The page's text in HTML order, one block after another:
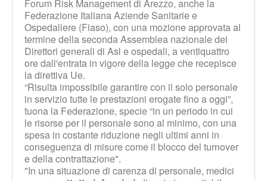
Forum Risk Management di Arezzo, anche la
Federazione Italiana Aziende Sanitarie e
Ospedaliere (Fiaso), con una mozione approvata al
termine della seconda Assemblea nazionale dei
Direttori generali di Asl e ospedali, a ventiquattro
ore dall'entrata in vigore della legge che recepisce
la direttiva Ue.
“Risulta impossibile garantire con il solo personale
in servizio tutte le prestazioni erogate fino a oggi”,
tuona la Federazione, specie “in un periodo in cui
le risorse per il personale sono al minimo, con una
spesa in costante riduzione negli ultimi anni in
conseguenza di misure come il blocco del turnover
e della contrattazione".
"In una situazione di carenza di personale, medici